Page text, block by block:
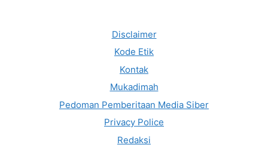
Disclaimer
Kode Etik
Kontak
Mukadimah
Pedoman Pemberitaan Media Siber
Privacy Police
Redaksi